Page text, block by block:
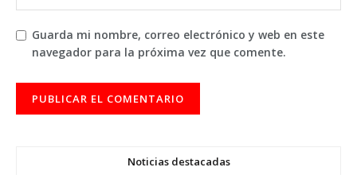
Guarda mi nombre, correo electrónico y web en este
navegador para la próxima vez que comente.
Noticias destacadas